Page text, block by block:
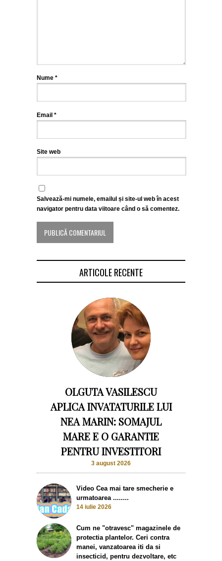
Nume *
Email *
Site web
Salvează-mi numele, emailul și site-ul web în acest
navigator pentru data viitoare când o să comentez.
ARTICOLE RECENTE
OLGUTA VASILESCU
APLICA INVATATURILE LUI
NEA MARIN: SOMAJUL
MARE E O GARANTIE
PENTRU INVESTITORI
3 august 2026
Video Cea mai tare smecherie e
urmatoarea ........
14 iulie 2026
Cum ne "otravesc" magazinele de
protectia plantelor. Ceri contra
manei, vanzatoarea iti da si
insecticid, pentru dezvoltare, etc